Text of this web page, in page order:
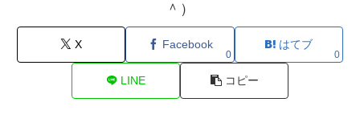
＾）
X Facebook
0
はてブ
0
LINE コピー